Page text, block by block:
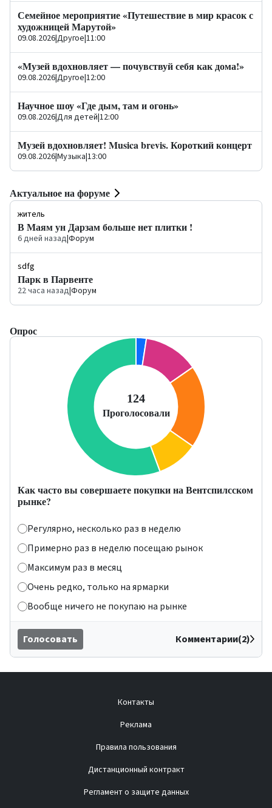
Семейное мероприятие «Путешествие в мир красок с
художницей Марутой»
09.08.2026|Другое|11:00
«Музей вдохновляет — почувствуй себя как дома!»
09.08.2026|Другое|12:00
Научное шоу «Где дым, там и огонь»
09.08.2026|Для детей|12:00
Музей вдохновляет! Musica brevis. Короткий концерт
09.08.2026|Музыка|13:00
Актуальное на форуме
житель
В Маям ун Дарзам больше нет плитки !
6 дней назад|Форум
sdfg
Парк в Парвенте
22 часа назад|Форум
Опрос
Как часто вы совершаете покупки на Вентспилсском
рынке?
Регулярно, несколько раз в неделю
Примерно раз в неделю посещаю рынок
Максимум раз в месяц
Очень редко, только на ярмарки
Вообще ничего не покупаю на рынке
Голосовать Комментарии(2)
Контакты
Реклама
Правила пользования
Дистанционный контракт
Регламент о защите данных